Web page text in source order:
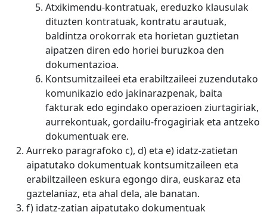
Atxikimendu-kontratuak, ereduzko klausulak
dituzten kontratuak, kontratu arautuak,
baldintza orokorrak eta horietan guztietan
aipatzen diren edo horiei buruzkoa den
dokumentazioa.
Kontsumitzaileei eta erabiltzaileei zuzendutako
komunikazio edo jakinarazpenak, baita
fakturak edo egindako operazioen ziurtagiriak,
aurrekontuak, gordailu-frogagiriak eta antzeko
dokumentuak ere.
Aurreko paragrafoko c), d) eta e) idatz-zatietan
aipatutako dokumentuak kontsumitzaileen eta
erabiltzaileen eskura egongo dira, euskaraz eta
gaztelaniaz, eta ahal dela, ale banatan.
f) idatz-zatian aipatutako dokumentuak